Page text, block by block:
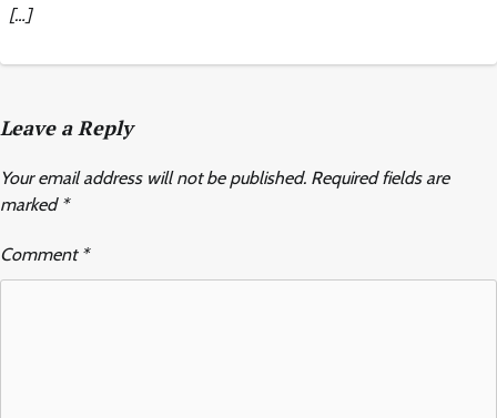
[…]
Leave a Reply
Your email address will not be published. Required fields are
marked *
Comment *